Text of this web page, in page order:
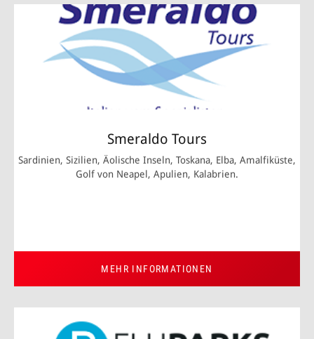
Smeraldo Tours
Sardinien, Sizilien, Äolische Inseln, Toskana, Elba, Amalfiküste,
Golf von Neapel, Apulien, Kalabrien.
MEHR INFORMATIONEN